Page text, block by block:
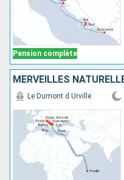
Pension complète
Le Dumont d Urville